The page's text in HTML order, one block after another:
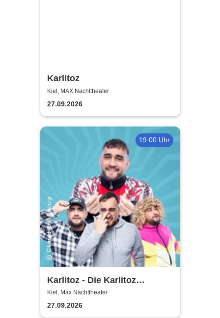
Karlitoz
Kiel, MAX Nachttheater
27.09.2026
19:00 Uhr
Karlitoz - Die Karlitoz
Supershow
Kiel, Max Nachttheater
27.09.2026